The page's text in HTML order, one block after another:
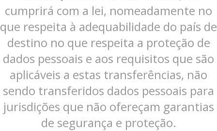
cumprirá com a lei, nomeadamente no
que respeita à adequabilidade do país de
destino no que respeita a proteção de
dados pessoais e aos requisitos que são
aplicáveis a estas transferências, não
sendo transferidos dados pessoais para
jurisdições que não ofereçam garantias
de segurança e proteção.